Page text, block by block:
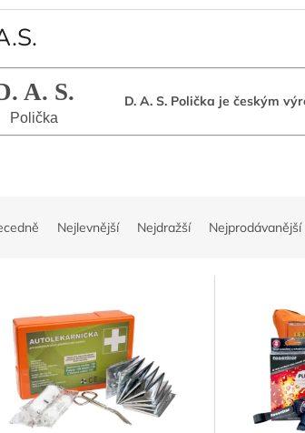
A. S.
Polička
D. A. S. Polička je českým
Nejlevnější Nejdražší Nejprodávanější